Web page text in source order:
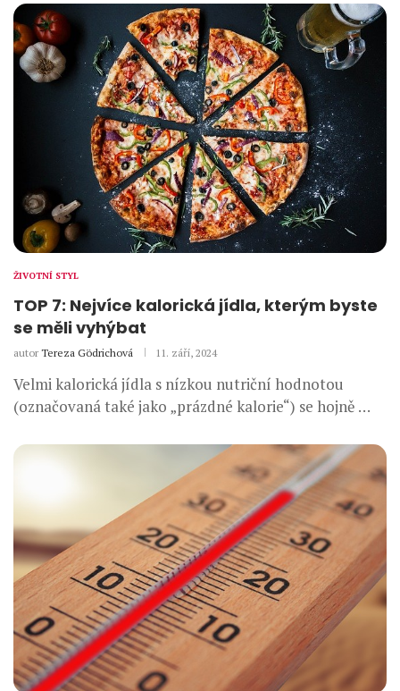
ŽIVOTNÍ STYL
TOP 7: Nejvíce kalorická jídla, kterým byste
se měli vyhýbat
autor Tereza Gödrichová 11. září, 2024
Velmi kalorická jídla s nízkou nutriční hodnotou
(označovaná také jako „prázdné kalorie“) se hojně …